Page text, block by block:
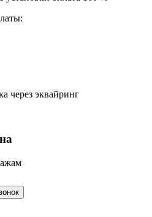
через эквайринг